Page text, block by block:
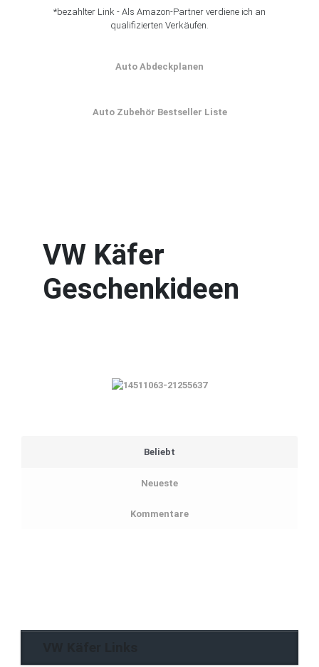
*bezahlter Link - Als Amazon-Partner verdiene ich an
qualifizierten Verkäufen.
Auto Abdeckplanen
Auto Zubehör Bestseller Liste
VW Käfer
Geschenkideen
Beliebt
Neueste
Kommentare